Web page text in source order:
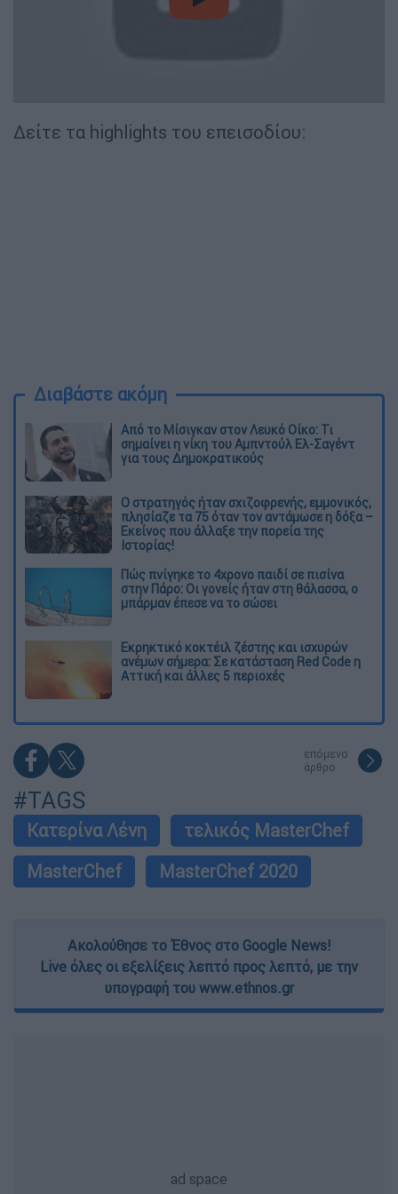
video
Δείτε τα highlights του επεισοδίου:
Διαβάστε ακόμη
Από το Μίσιγκαν στον Λευκό Οίκο: Τι
σημαίνει η νίκη του Αμπντούλ Ελ-Σαγέντ
για τους Δημοκρατικούς
O στρατηγός ήταν σχιζοφρενής, εμμονικός,
πλησίαζε τα 75 όταν τον αντάμωσε η δόξα –
Εκείνος που άλλαξε την πορεία της
Ιστορίας!
Πώς πνίγηκε το 4χρονο παιδί σε πισίνα
στην Πάρο: Οι γονείς ήταν στη θάλασσα, ο
μπάρμαν έπεσε να το σώσει
Εκρηκτικό κοκτέιλ ζέστης και ισχυρών
ανέμων σήμερα: Σε κατάσταση Red Code η
Αττική και άλλες 5 περιοχές
επόμενο
άρθρο
#TAGS
Κατερίνα Λένη
τελικός MasterChef
MasterChef
MasterChef 2020
Ακολούθησε το Έθνος στο Google News!
Live όλες οι εξελίξεις λεπτό προς λεπτό, με την
υπογραφή του www.ethnos.gr